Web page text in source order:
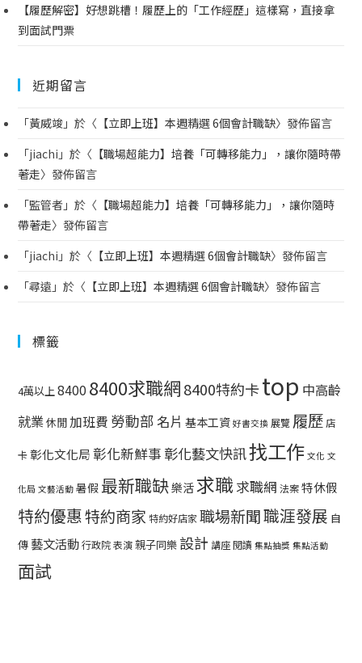
【履歷解密】好想跳槽！履歷上的「工作經歷」這樣寫，直接拿
到面試門票
近期留言
「黃威竣 」於〈 【立即上班】本週精選 6個會計職缺〉發佈留言
「jiachi 」於〈 【職場超能力】培養「可轉移能力」，讓你隨時帶
著走〉發佈留言
「監管者 」於〈 【職場超能力】培養「可轉移能力」，讓你隨時
帶著走〉發佈留言
「jiachi 」於〈 【立即上班】本週精選 6個會計職缺〉發佈留言
「尋遠 」於〈 【立即上班】本週精選 6個會計職缺〉發佈留言
標籤
4萬以上 8400 8400求職網8400特約卡top 中高齡
就業休閒加班費 勞動部 名片 基本工資 好書交換 展覽 履歷店
卡彰化文化局 彰化新鮮事 彰化藝文快訊找工作 文化 文
化局 文藝活動 暑假 最新職缺樂活求職 求職網 法案特休假
特約優惠特約商家 特約好店家職場新聞職涯發展 自
傳 藝文活動行政院表演親子同樂 設計 講座閱讀 集點抽獎 集點活動
面試